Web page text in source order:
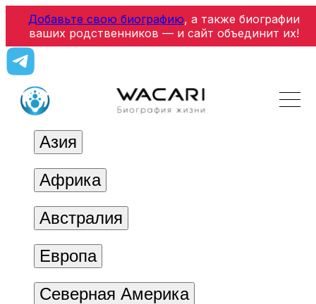
Добавьте свою биографию, а также биографии
ваших родственников — и сайт объединит их!
Азия
Африка
Австралия
Европа
Северная Америка